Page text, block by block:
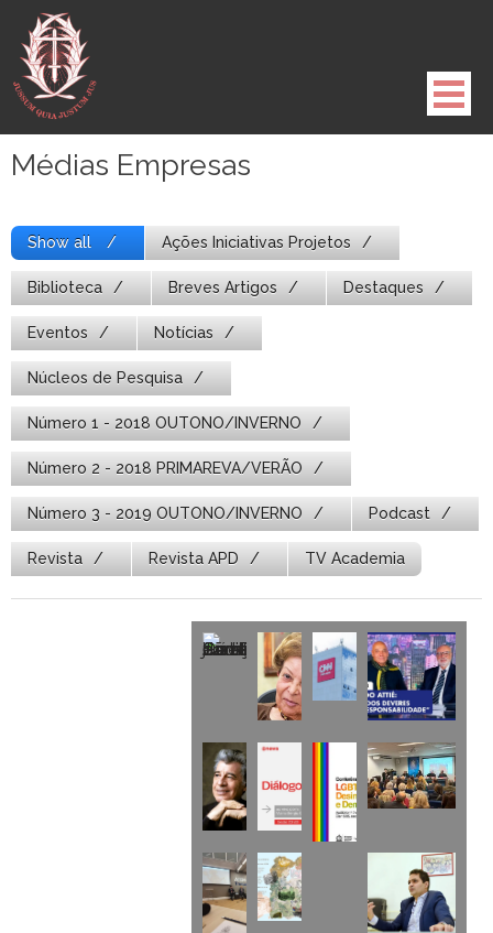
para
conteúdo
Médias Empresas
Show all Ações Iniciativas Projetos
Biblioteca Breves Artigos Destaques
Eventos Notícias
Núcleos de Pesquisa
Número 1 - 2018 OUTONO/INVERNO
Número 2 - 2018 PRIMAREVA/VERÃO
Número 3 - 2019 OUTONO/INVERNO Podcast
Revista Revista APD TV Academia